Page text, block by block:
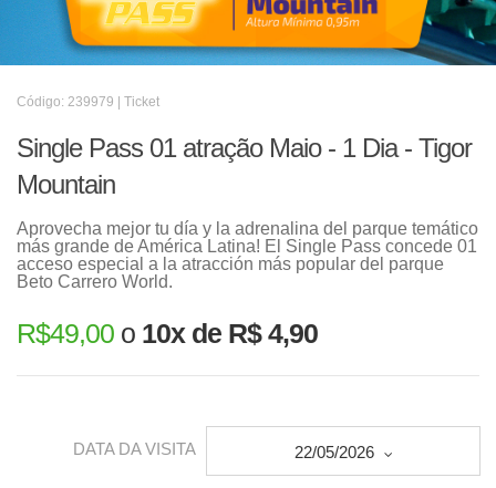
Código: 239979 | Ticket
Single Pass 01 atração Maio - 1 Dia - Tigor
Mountain
Aprovecha mejor tu día y la adrenalina del parque temático
más grande de América Latina! El Single Pass concede 01
acceso especial a la atracción más popular del parque
Beto Carrero World.
R$49,00 o 10x de R$ 4,90
DATA DA VISITA 22/05/2026